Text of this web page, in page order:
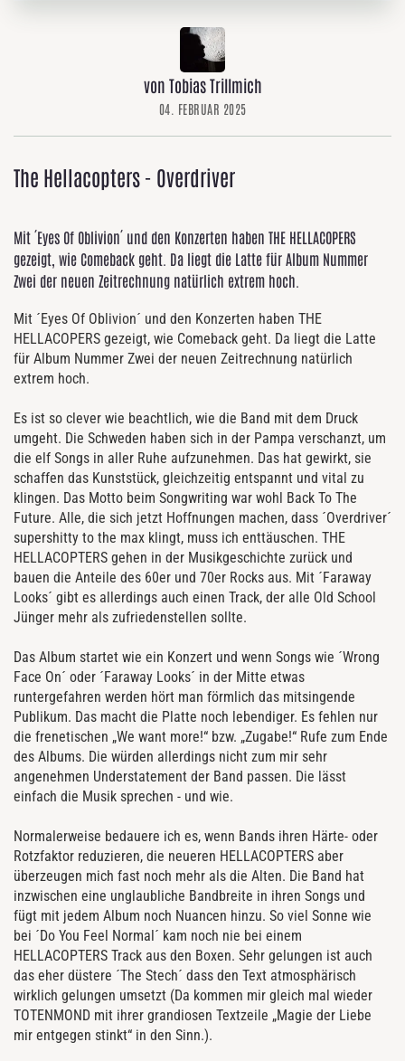
von Tobias Trillmich
04. FEBRUAR 2025
The Hellacopters - Overdriver
Mit ´Eyes Of Oblivion´ und den Konzerten haben THE HELLACOPERS
gezeigt, wie Comeback geht. Da liegt die Latte für Album Nummer
Zwei der neuen Zeitrechnung natürlich extrem hoch.
Mit ´Eyes Of Oblivion´ und den Konzerten haben THE
HELLACOPERS gezeigt, wie Comeback geht. Da liegt die Latte
für Album Nummer Zwei der neuen Zeitrechnung natürlich
extrem hoch.
Es ist so clever wie beachtlich, wie die Band mit dem Druck
umgeht. Die Schweden haben sich in der Pampa verschanzt, um
die elf Songs in aller Ruhe aufzunehmen. Das hat gewirkt, sie
schaffen das Kunststück, gleichzeitig entspannt und vital zu
klingen. Das Motto beim Songwriting war wohl Back To The
Future. Alle, die sich jetzt Hoffnungen machen, dass ´Overdriver´
supershitty to the max klingt, muss ich enttäuschen. THE
HELLACOPTERS gehen in der Musikgeschichte zurück und
bauen die Anteile des 60er und 70er Rocks aus. Mit ´Faraway
Looks´ gibt es allerdings auch einen Track, der alle Old School
Jünger mehr als zufriedenstellen sollte.
Das Album startet wie ein Konzert und wenn Songs wie ´Wrong
Face On´ oder ´Faraway Looks´ in der Mitte etwas
runtergefahren werden hört man förmlich das mitsingende
Publikum. Das macht die Platte noch lebendiger. Es fehlen nur
die frenetischen „We want more!“ bzw. „Zugabe!“ Rufe zum Ende
des Albums. Die würden allerdings nicht zum mir sehr
angenehmen Understatement der Band passen. Die lässt
einfach die Musik sprechen - und wie.
Normalerweise bedauere ich es, wenn Bands ihren Härte- oder
Rotzfaktor reduzieren, die neueren HELLACOPTERS aber
überzeugen mich fast noch mehr als die Alten. Die Band hat
inzwischen eine unglaubliche Bandbreite in ihren Songs und
fügt mit jedem Album noch Nuancen hinzu. So viel Sonne wie
bei ´Do You Feel Normal´ kam noch nie bei einem
HELLACOPTERS Track aus den Boxen. Sehr gelungen ist auch
das eher düstere ´The Stech´ dass den Text atmosphärisch
wirklich gelungen umsetzt (Da kommen mir gleich mal wieder
TOTENMOND mit ihrer grandiosen Textzeile „Magie der Liebe
mir entgegen stinkt“ in den Sinn.).